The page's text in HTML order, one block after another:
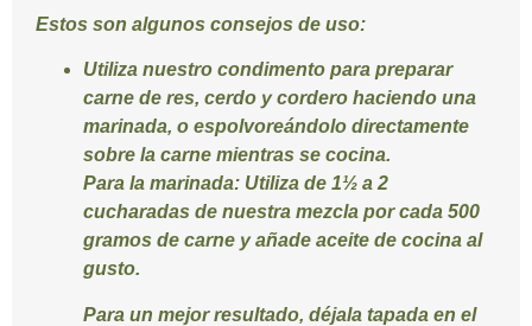
Estos son algunos consejos de uso:
Utiliza nuestro condimento para preparar
carne de res, cerdo y cordero haciendo una
marinada, o espolvoreándolo directamente
sobre la carne mientras se cocina.
Para la marinada: Utiliza de 1½ a 2
cucharadas de nuestra mezcla por cada 500
gramos de carne y añade aceite de cocina al
gusto.
Para un mejor resultado, déjala tapada en el